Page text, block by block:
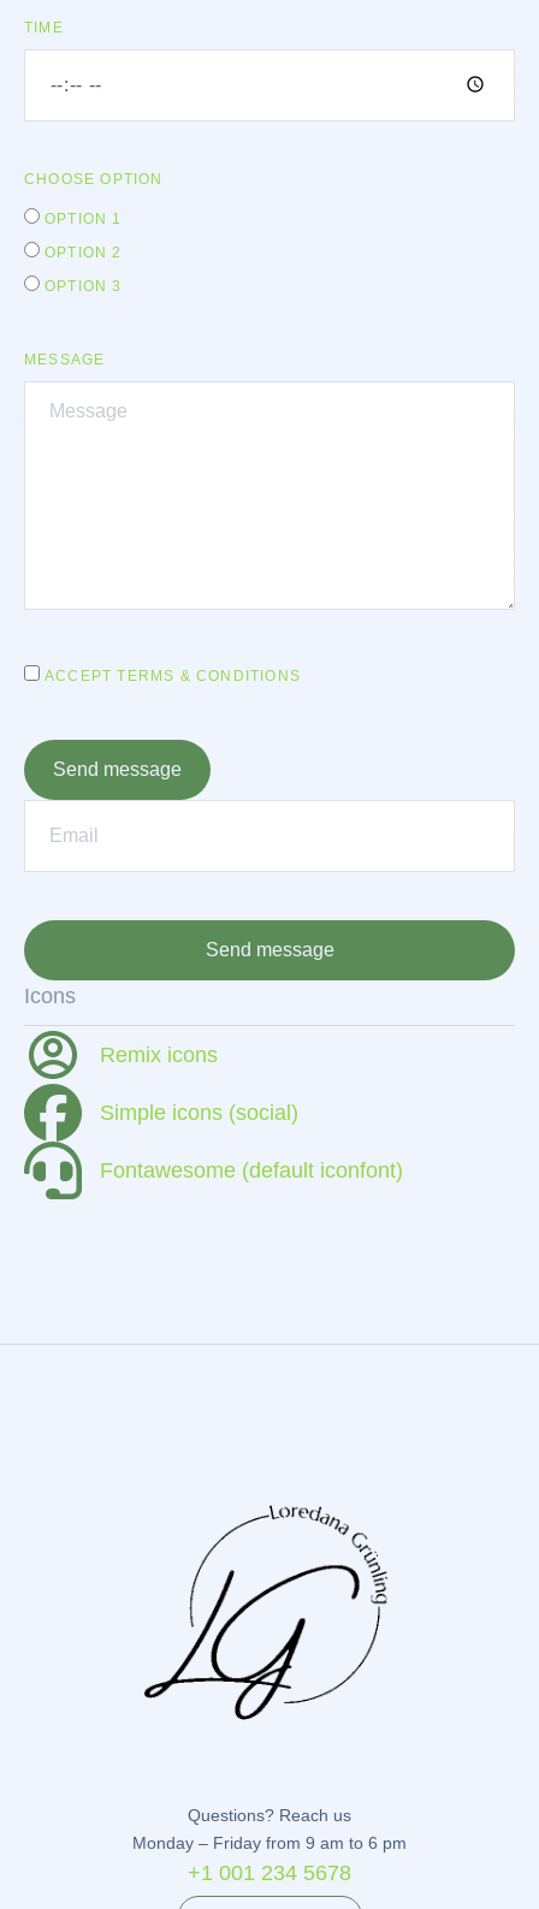
TIME
CHOOSE OPTION
OPTION 1
OPTION 2
OPTION 3
MESSAGE
ACCEPT TERMS & CONDITIONS
Send message
Send message
Icons
Remix icons
Simple icons (social)
Fontawesome (default iconfont)
Questions? Reach us
Monday – Friday from 9 am to 6 pm
+1 001 234 5678